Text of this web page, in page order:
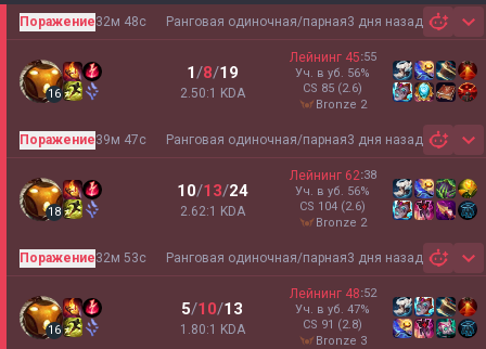
Ранговая одиночная/парная3 дня назад
Поражение32м 48с
16
1/8/19
2.50:1 KDA
Лейнинг 45:55
Уч. в уб. 56%
CS 85 (2.6)
bronze 2
Ранговая одиночная/парная3 дня назад
Поражение39м 47с
18
10/13/24
2.62:1 KDA
Лейнинг 62:38
Уч. в уб. 56%
CS 104 (2.6)
bronze 2
Ранговая одиночная/парная3 дня назад
Поражение32м 53с
16
5/10/13
1.80:1 KDA
Лейнинг 48:52
Уч. в уб. 47%
CS 91 (2.8)
bronze 3